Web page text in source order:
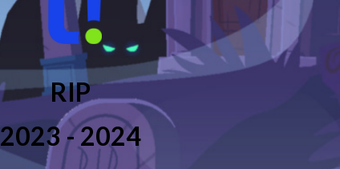
RIP
2023 - 2024